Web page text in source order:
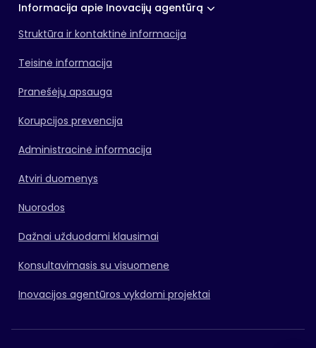
Informacija apie Inovacijų agentūrą
Struktūra ir kontaktinė informacija
Teisinė informacija
Pranešėjų apsauga
Korupcijos prevencija
Administracinė informacija
Atviri duomenys
Nuorodos
Dažnai užduodami klausimai
Konsultavimasis su visuomene
Inovacijos agentūros vykdomi projektai